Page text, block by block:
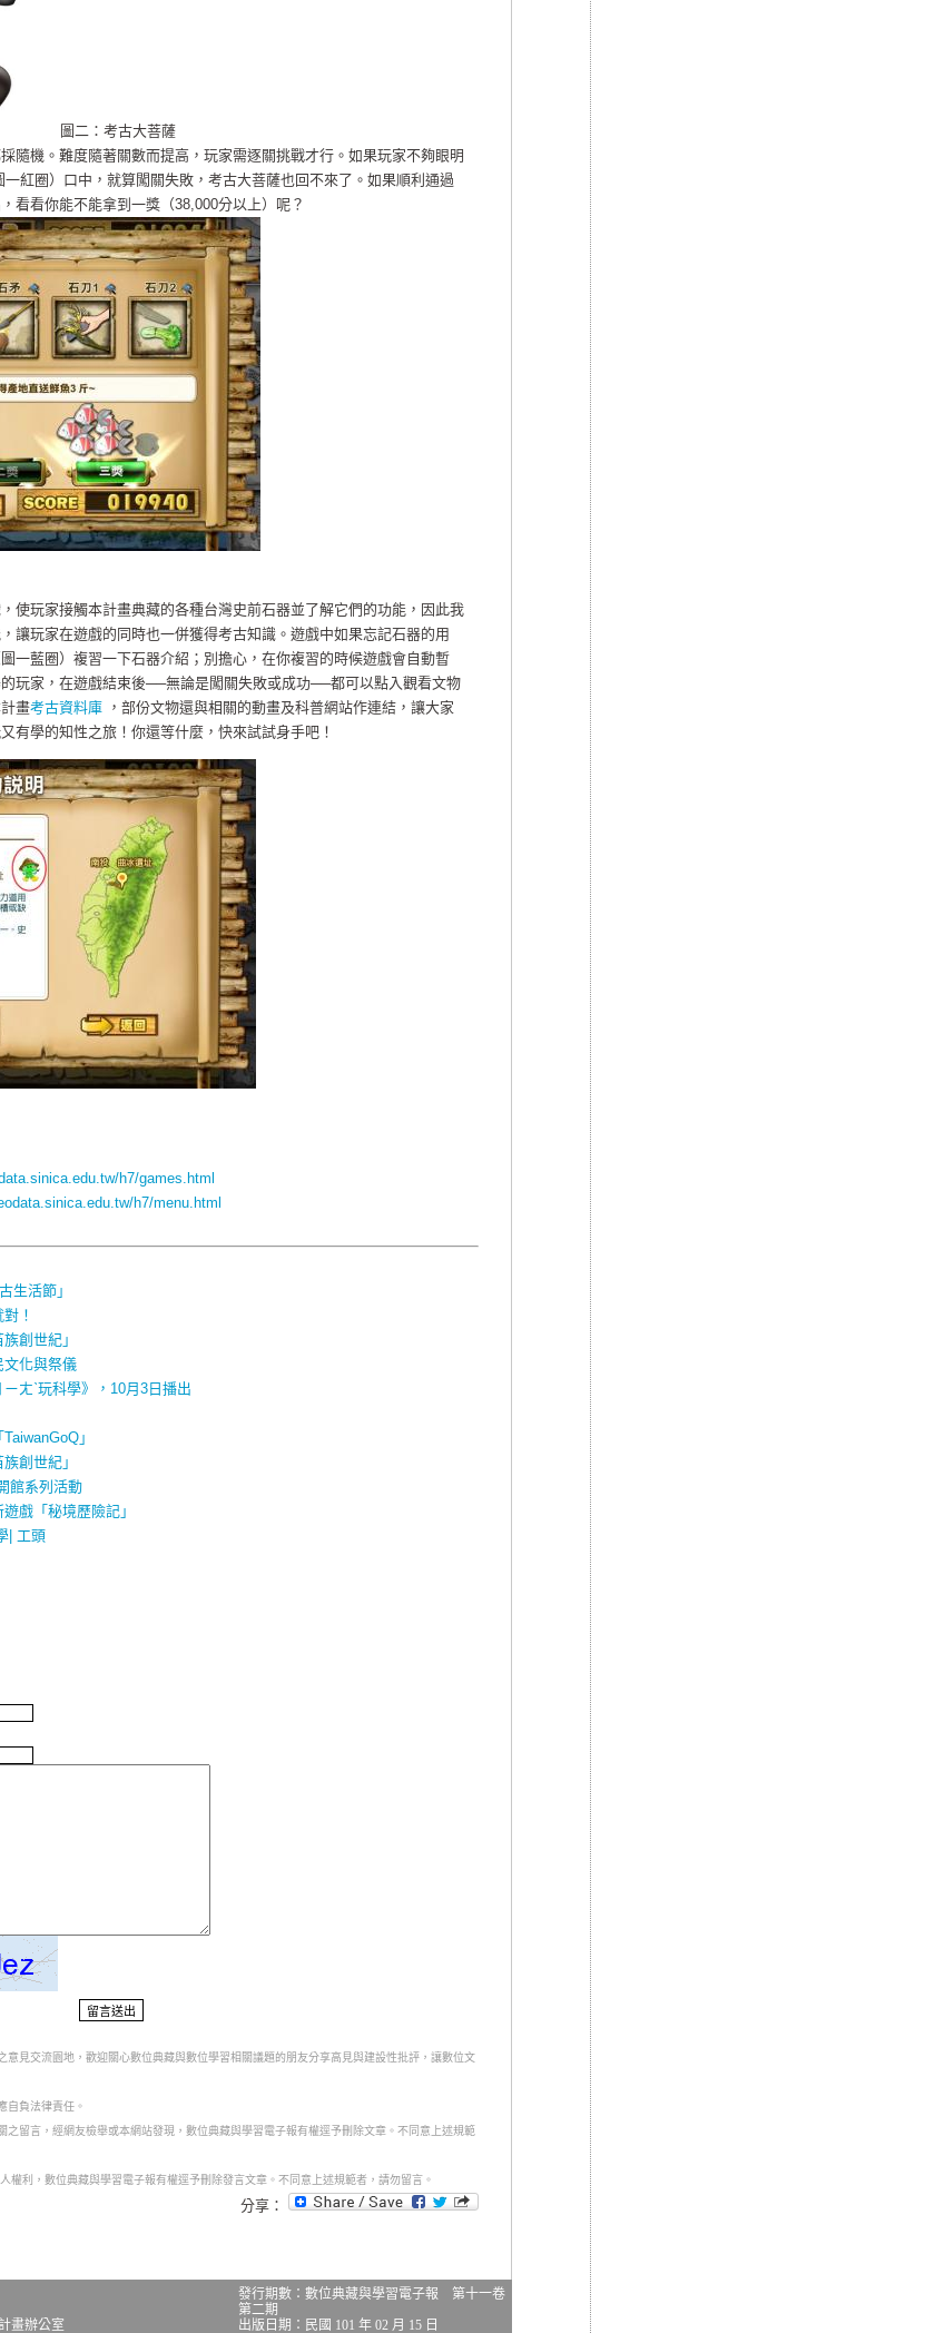
圖二：考古大菩薩
隨機。難度隨著關數而提高，玩家需逐關挑戰才行。如果玩家不夠眼明
紅圈）口中，就算闖關失敗，考古大菩薩也回不來了。如果順利通過
看看你能不能拿到一獎（38,000分以上）呢？
使玩家接觸本計畫典藏的各種台灣史前石器並了解它們的功能，因此我
讓玩家在遊戲的同時也一併獲得考古知識。遊戲中如果忘記石器的用
一藍圈）複習一下石器介紹；別擔心，在你複習的時候遊戲會自動暫
玩家，在遊戲結束後──無論是闖關失敗或成功──都可以點入觀看文物
畫考古資料庫，部份文物還與相關的動畫及科普網站作連結，讓大家
有學的知性之旅！你還等什麼，快來試試身手吧！
h7/games.html
h7/menu.html
生活節」
！
創世紀」
化與祭儀
ㄤˋ玩科學》，10月3日播出
」
創世紀」
館系列活動
戲「秘境歷險記」
| 工頭
意見交流園地，歡迎關心數位典藏與數位學習相關議題的朋友分享高見與建設性批評，讓數位文
自負法律責任。
之留言，經網友檢舉或本網站發現，數位典藏與學習電子報有權逕予刪除文章。不同意上述規範
權利，數位典藏與學習電子報有權逕予刪除發言文章。不同意上述規範者，請勿留言。
分享：
畫辦公室
發行期數：數位典藏與學習電子報 第十一卷
第二期
出版日期：民國 101 年 02 月 15 日